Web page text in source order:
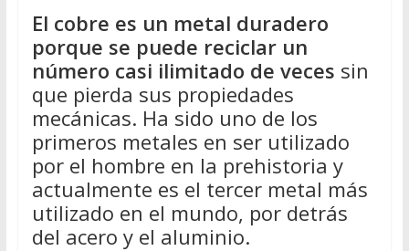
El cobre es un metal duradero
porque se puede reciclar un
número casi ilimitado de veces sin
que pierda sus propiedades
mecánicas. Ha sido uno de los
primeros metales en ser utilizado
por el hombre en la prehistoria y
actualmente es el tercer metal más
utilizado en el mundo, por detrás
del acero y el aluminio.